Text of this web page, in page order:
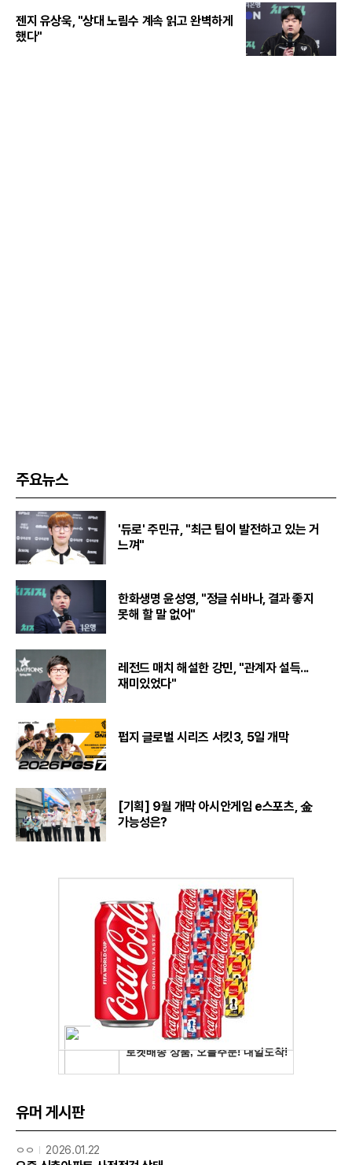
젠지 유상욱, "상대 노림수 계속 읽고 완벽하게
했다"
주요뉴스
'듀로' 주민규, "최근 팀이 발전하고 있는 거
느껴"
한화생명 윤성영, "정글 쉬바나, 결과 좋지
못해 할 말 없어"
레전드 매치 해설한 강민, "관계자 설득...
재미있었다"
펍지 글로벌 시리즈 서킷3, 5일 개막
[기획] 9월 개막 아시안게임 e스포츠, 金
가능성은?
유머 게시판
ㅇㅇ 2026.01.22